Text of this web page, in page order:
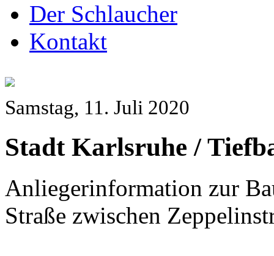
Der Schlaucher
Kontakt
Samstag, 11. Juli 2020
Stadt Karlsruhe /
Anliegerinformation zur
Straße zwischen